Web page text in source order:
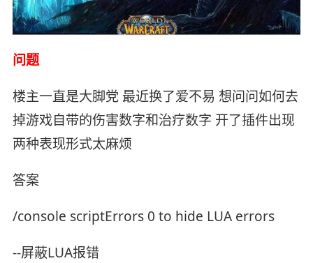
问题
楼主一直是大脚党 最近换了爱不易 想问问如何去
掉游戏自带的伤害数字和治疗数字 开了插件出现
两种表现形式太麻烦
答案
/console scriptErrors 0 to hide LUA errors
--屏蔽LUA报错